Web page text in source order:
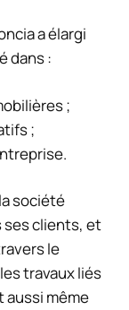
a élargi
dans :
;
;
société
ses clients, et
le
travaux liés
aussi même